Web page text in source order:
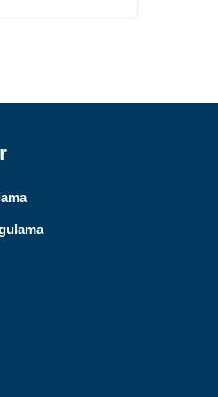
arasından aradığınız